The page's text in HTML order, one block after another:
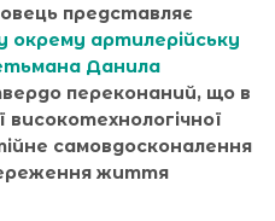
представляє
окрему артилерійську
Данила
переконаний, що в
високотехнологічної
самовдосконалення
життя